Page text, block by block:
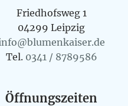
Friedhofsweg 1
04299 Leipzig
Tel. 0341 / 8789586
Öffnungszeiten